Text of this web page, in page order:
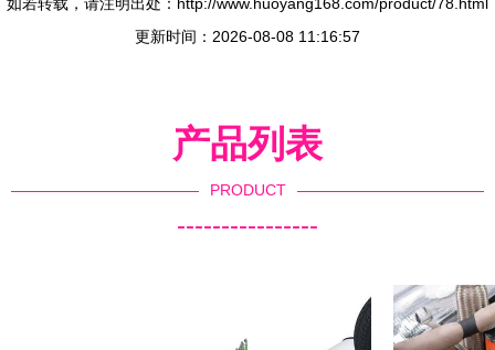
更新时间：2026-08-08 11:16:57
产品列表
PRODUCT
----------------